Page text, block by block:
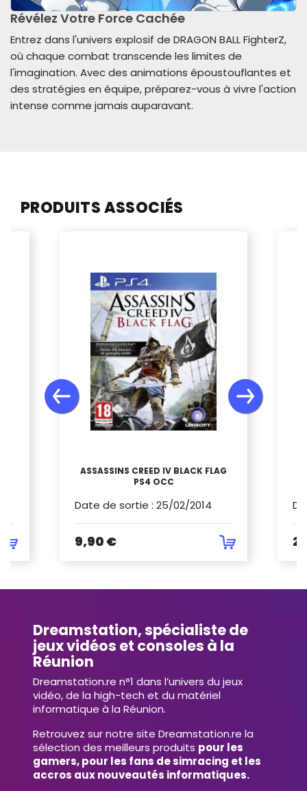
Révélez Votre Force Cachée
Entrez dans l'univers explosif de DRAGON BALL FighterZ,
où chaque combat transcende les limites de
l'imagination. Avec des animations époustouflantes et
des stratégies en équipe, préparez-vous à vivre l'action
intense comme jamais auparavant.
PRODUITS ASSOCIÉS
ASSASSINS CREED IV BLACK FLAG
PS4 OCC
Date de sortie : 25/02/2014
9,90 €
Dreamstation, spécialiste de
jeux vidéos et consoles à la
Réunion
Dreamstation.re n°1 dans l’univers du jeux
vidéo, de la high-tech et du matériel
informatique à la Réunion.
Retrouvez sur notre site Dreamstation.re la
sélection des meilleurs produits pour les
gamers, pour les fans de simracing et les
accros aux nouveautés informatiques.